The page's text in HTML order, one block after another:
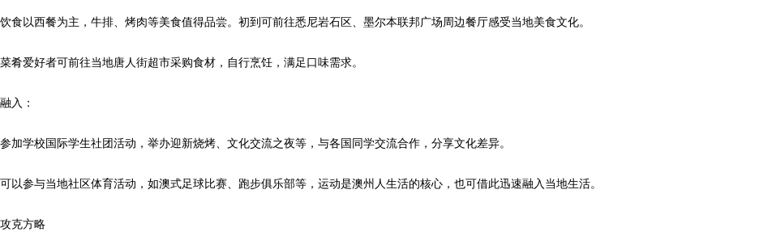
以西餐为主，牛排、烤肉等美食值得品尝。初到可前往悉尼岩石区、墨尔本联邦广场周边餐厅感受当地美食文化。
爱好者可前往当地唐人街超市采购食材，自行烹饪，满足口味需求。
：
学校国际学生社团活动，举办迎新烧烤、文化交流之夜等，与各国同学交流合作，分享文化差异。
参与当地社区体育活动，如澳式足球比赛、跑步俱乐部等，运动是澳州人生活的核心，也可借此迅速融入当地生活。
克方略